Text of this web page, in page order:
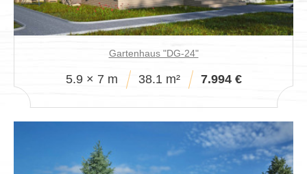
Gartenhaus "DG-24"
5.9 × 7 m 38.1 m² 7.994 €